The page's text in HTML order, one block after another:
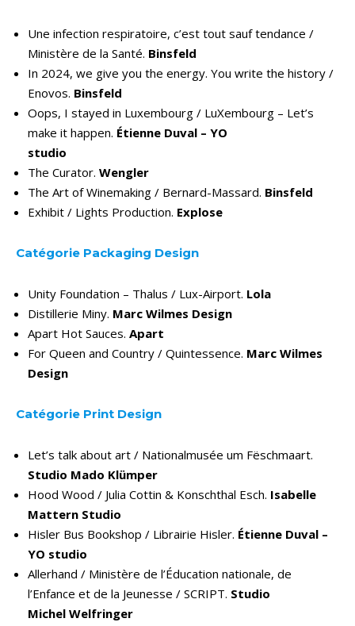
Une infection respiratoire, c’est tout sauf tendance /
Ministère de la Santé. Binsfeld
In 2024, we give you the energy. You write the history /
Enovos. Binsfeld
Oops, I stayed in Luxembourg / LuXembourg – Let’s
make it happen. Étienne Duval – YO
studio
The Curator. Wengler
The Art of Winemaking / Bernard-Massard. Binsfeld
Exhibit / Lights Production. Explose
Catégorie Packaging Design
Unity Foundation – Thalus / Lux-Airport. Lola
Distillerie Miny. Marc Wilmes Design
Apart Hot Sauces. Apart
For Queen and Country / Quintessence. Marc Wilmes
Design
Catégorie Print Design
Let’s talk about art / Nationalmusée um Fëschmaart.
Studio Mado Klümper
Hood Wood / Julia Cottin & Konschthal Esch. Isabelle
Mattern Studio
Hisler Bus Bookshop / Librairie Hisler. Étienne Duval –
YO studio
Allerhand / Ministère de l’Éducation nationale, de
l’Enfance et de la Jeunesse / SCRIPT. Studio
Michel Welfringer